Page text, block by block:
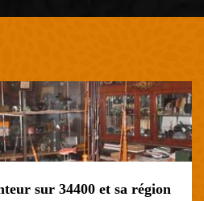
sur 34400 et sa région